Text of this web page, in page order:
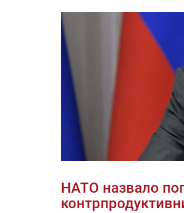
НАТО назвало